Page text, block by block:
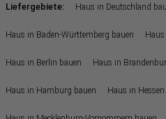
Liefergebiete: Haus in Deutschland
Haus in Baden-Württemberg bauen
Haus in Berlin bauen Haus in
Haus in Hamburg bauen Haus in Hessen